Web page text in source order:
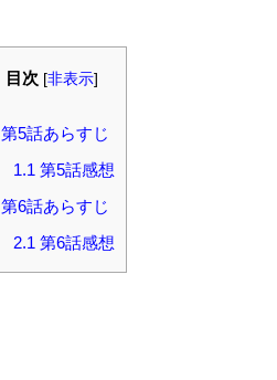
目次 [非表示]
第5話あらすじ
1.1 第5話感想
第6話あらすじ
2.1 第6話感想